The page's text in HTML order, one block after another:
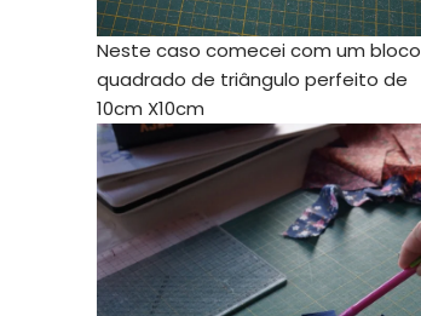
Neste caso comecei com um bloco
quadrado de triângulo perfeito de
10cm X10cm